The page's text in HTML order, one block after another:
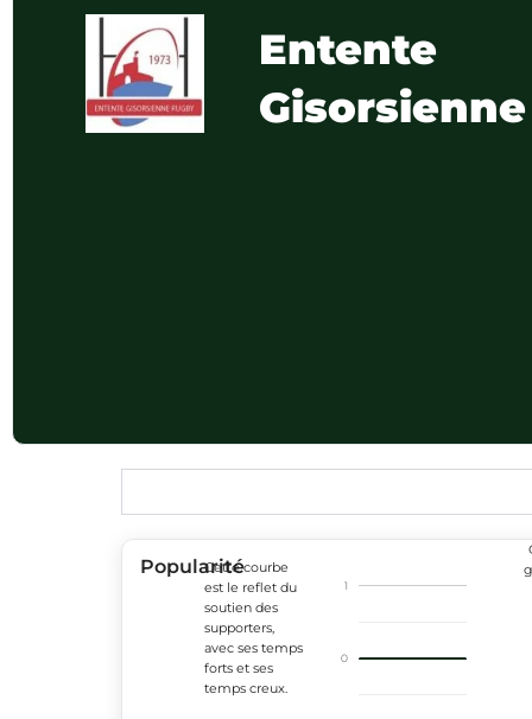
Entente
Gisorsienne
PopularitéCette courbe
est le reflet du
soutien des
supporters,
avec ses temps
forts et ses
temps creux.
0
1